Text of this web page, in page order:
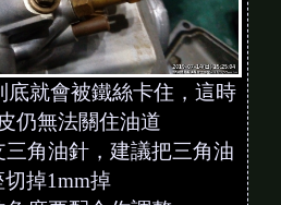
底就會被鐵絲卡住，這時
仍無法關住油道
角油針，建議把三角油
切掉1mm掉